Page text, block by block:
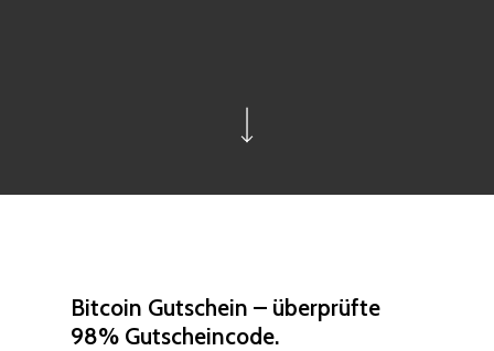
Bitcoin Gutschein – überprüfte
98% Gutscheincode.